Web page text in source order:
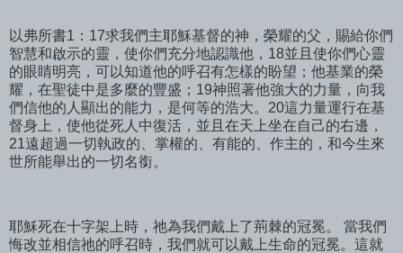
以弗所書1：17求我們主耶穌基督的神，榮耀的父，賜給你們
智慧和啟示的靈，使你們充分地認識他，18並且使你們心靈
的眼睛明亮，可以知道他的呼召有怎樣的盼望；他基業的榮
耀，在聖徒中是多麼的豐盛；19神照著他強大的力量，向我
們信他的人顯出的能力，是何等的浩大。20這力量運行在基
督身上，使他從死人中復活，並且在天上坐在自己的右邊，
21遠超過一切執政的、掌權的、有能的、作主的，和今生來
世所能舉出的一切名銜。
耶穌死在十字架上時，祂為我們戴上了荊棘的冠冕。 當我們
悔改並相信祂的呼召時，我們就可以戴上生命的冠冕。這就